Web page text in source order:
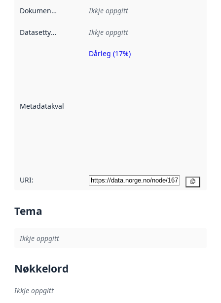
Dokumentasjon Ikkje oppgitt
Datasettype Ikkje oppgitt
Metadatakvalitet
Metadatakvalitet
Dårleg (17%)
URI:
Tema
Ikkje oppgitt
Nøkkelord
Ikkje oppgitt